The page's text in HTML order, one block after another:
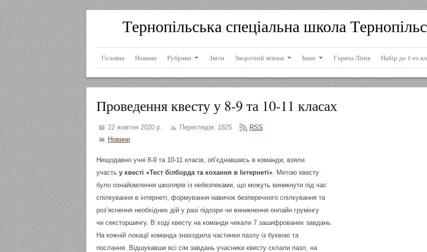
Тернопільська спеціальна школа
Головна Новини Рубрики Звіти Зворотній зв'язок Інше Гаряча Лінія Набір до 1-го
Проведення квесту у 8-9 та 10-11 класах
22 жовтня 2020 р. Переглядів: 1825
RSS
Новини
Нещодавно учні 8-9 та 10-11 класів, об’єднавшись в команди, взяли
участь у квесті «Тест білборда та кохання в Інтернеті». Метою квесту
було ознайомлення школярів із небезпеками, що можуть виникнути під час
спілкування в інтернеті, формування навичок безперечного спілкування та
роз’яснення необхідних дій у разі підозри чи виникнення онлайн грумінгу
чи сексторшингу. В ході квесту на команди чекали 7 зашифрованих завдань.
На кожній локації команда знаходила частинки пазлу із буквою та
послання. Відшукавши всі сім завдань учасники квесту склали пазл, на